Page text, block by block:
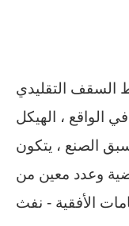
التقليدي
، الهيكل
الصنع ، يتكون
وعدد معين من